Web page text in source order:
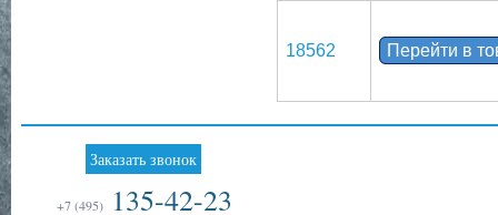
18562 Перейти в
Заказать звонок
+7 (495) 135-42-23